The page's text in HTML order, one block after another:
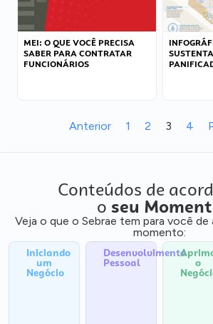
MEI: O QUE VOCÊ PRECISA
SABER PARA CONTRATAR
FUNCIONÁRIOS
Anterior 1 2 3 4
Conteúdos de
o seu
Veja o que o Sebrae tem para você
momento:
Iniciando
um
Negócio
Desenvolvimento
Pessoal o